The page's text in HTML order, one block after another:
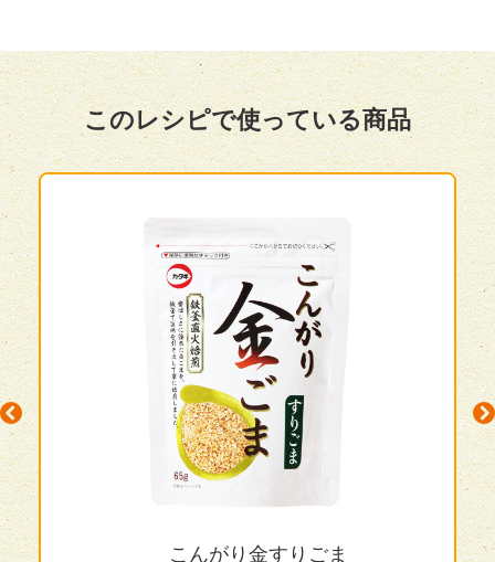
このレシピで使っている商品
こんがり金すりごま